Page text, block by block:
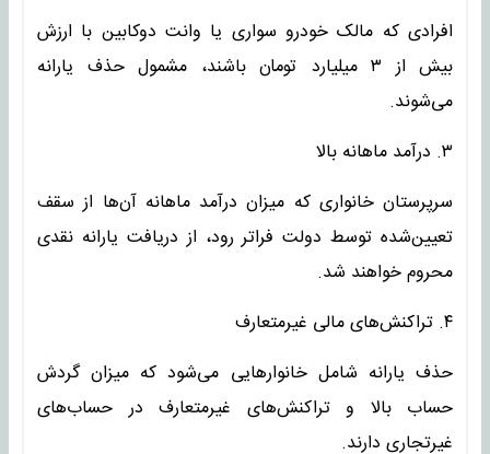
افرادی که مالک خودرو سواری یا وانت دوکابین با ارزش
بیش از ۳ میلیارد تومان باشند، مشمول حذف یارانه
می‌شوند.
۳. درآمد ماهانه بالا
سرپرستان خانواری که میزان درآمد ماهانه آن‌ها از سقف
تعیین‌شده توسط دولت فراتر رود، از دریافت یارانه نقدی
محروم خواهند شد.
۴. تراکنش‌های مالی غیرمتعارف
حذف یارانه شامل خانوارهایی می‌شود که میزان گردش
حساب بالا و تراکنش‌های غیرمتعارف در حساب‌های
غیرتجاری دارند.